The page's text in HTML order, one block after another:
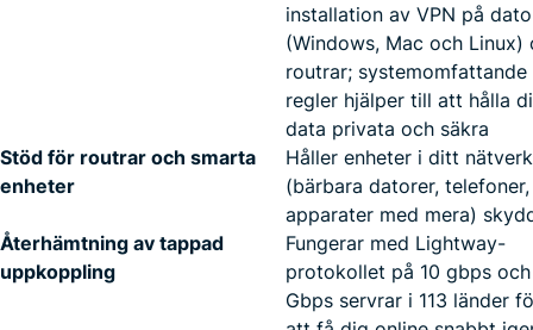
installation av VPN på
(Windows, Mac och Linux)
routrar; systemomfattande
regler hjälper till att hålla
data privata och säkra
Stöd för routrar och smarta
enheter
Håller enheter i ditt nätverk
(bärbara datorer,
apparater med mera)
Återhämtning av tappad
uppkoppling
Fungerar med Lightway-
protokollet på 10 gbps
Gbps servrar i 113 länder